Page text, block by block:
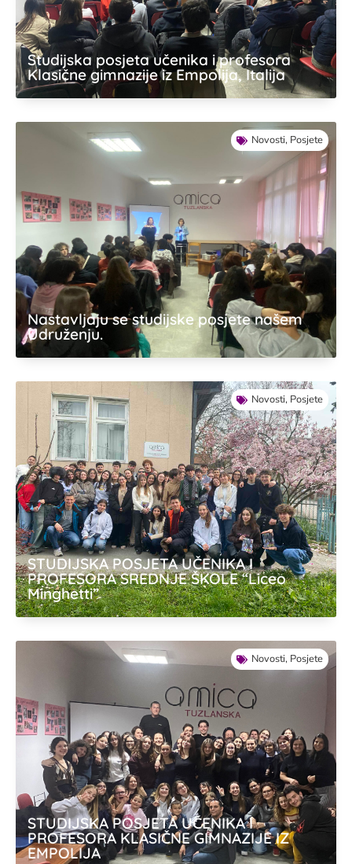
Studijska posjeta učenika i profesora
Klasične gimnazije iz Empolija, Italija
Novosti, Posjete
Nastavljaju se studijske posjete našem
Udruženju.
Novosti, Posjete
STUDIJSKA POSJETA UČENIKA I
PROFESORA SREDNJE ŠKOLE “Liceo
Minghetti”
Novosti, Posjete
STUDIJSKA POSJETA UČENIKA I
PROFESORA KLASIČNE GIMNAZIJE IZ
EMPOLIJA